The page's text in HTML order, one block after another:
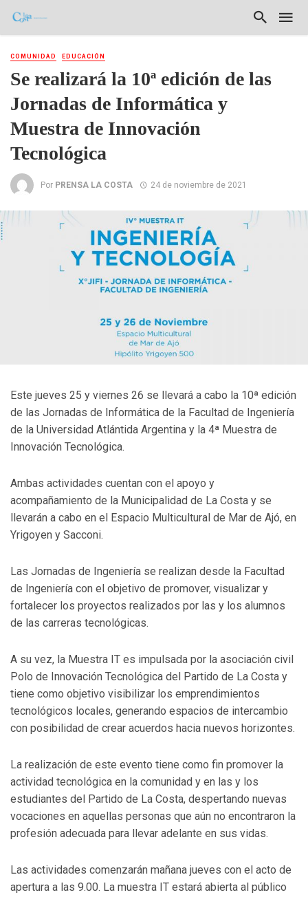
COMUNIDAD EDUCACIÓN
Se realizará la 10ª edición de las
Jornadas de Informática y
Muestra de Innovación
Tecnológica
Por PRENSA LA COSTA 24 de noviembre de 2021
Este jueves 25 y viernes 26 se llevará a cabo la 10ª edición
de las Jornadas de Informática de la Facultad de Ingeniería
de la Universidad Atlántida Argentina y la 4ª Muestra de
Innovación Tecnológica.
Ambas actividades cuentan con el apoyo y
acompañamiento de la Municipalidad de La Costa y se
llevarán a cabo en el Espacio Multicultural de Mar de Ajó, en
Yrigoyen y Sacconi.
Las Jornadas de Ingeniería se realizan desde la Facultad
de Ingeniería con el objetivo de promover, visualizar y
fortalecer los proyectos realizados por las y los alumnos
de las carreras tecnológicas.
A su vez, la Muestra IT es impulsada por la asociación civil
Polo de Innovación Tecnológica del Partido de La Costa y
tiene como objetivo visibilizar los emprendimientos
tecnológicos locales, generando espacios de intercambio
con posibilidad de crear acuerdos hacia nuevos horizontes.
La realización de este evento tiene como fin promover la
actividad tecnológica en la comunidad y en las y los
estudiantes del Partido de La Costa, despertando nuevas
vocaciones en aquellas personas que aún no encontraron la
profesión adecuada para llevar adelante en sus vidas.
Las actividades comenzarán mañana jueves con el acto de
apertura a las 9.00. La muestra IT estará abierta al público